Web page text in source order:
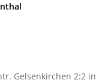
Gelsenkirchen 2:2 in